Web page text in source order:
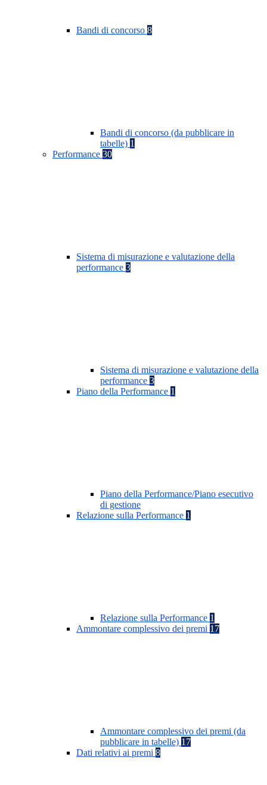
Bandi di concorso 8
Bandi di concorso (da pubblicare in
tabelle) 1
Performance 30
Sistema di misurazione e valutazione della
performance 3
Sistema di misurazione e valutazione della
performance 3
Piano della Performance 1
Piano della Performance/Piano esecutivo
di gestione
Relazione sulla Performance 1
Relazione sulla Performance 1
Ammontare complessivo dei premi 17
Ammontare complessivo dei premi (da
pubblicare in tabelle) 17
Dati relativi ai premi 8